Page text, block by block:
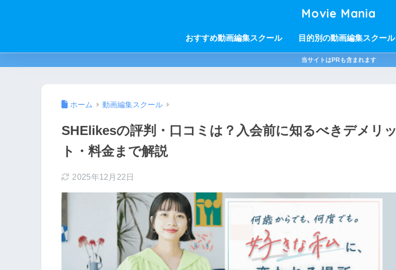
Movie Mania
おすすめ動画編集スクール 目的別の動画編集スクール
当サイトはPRも含まれます
ホーム 動画編集スクール
SHElikesの評判・口コミは？入会前に知るべきデメリッ
ト・料金まで解説
2025年12月22日